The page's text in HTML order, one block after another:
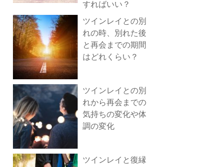
すればいい？
ツインレイとの別
れの時、別れた後
と再会までの期間
はどれくらい？
ツインレイとの別
れから再会までの
気持ちの変化や体
調の変化
ツインレイと復縁